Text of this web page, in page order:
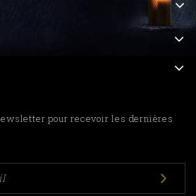
pour recevoir les dernières